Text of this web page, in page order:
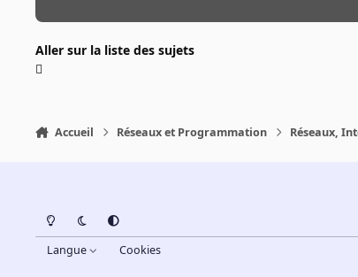
Aller sur la liste des sujets
Accueil Réseaux et Programmation Réseaux,
Light ModeDark ModeSystem Preference
Langue Cookies